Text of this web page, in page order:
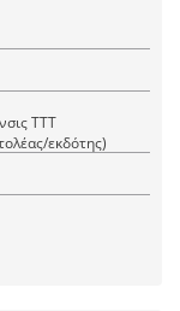
ΤΤΤ
εκδότης)